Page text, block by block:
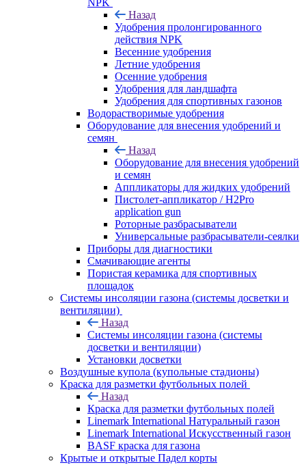
NPK
Назад
Удобрения пролонгированного
действия NPK
Весенние удобрения
Летние удобрения
Осенние удобрения
Удобрения для ландшафта
Удобрения для спортивных газонов
Водорастворимые удобрения
Оборудование для внесения удобрений и
семян
Назад
Оборудование для внесения удобрений
и семян
Аппликаторы для жидких удобрений
Пистолет-аппликатор / H2Pro
application gun
Роторные разбрасыватели
Универсальные разбрасыватели-сеялки
Приборы для диагностики
Смачивающие агенты
Пористая керамика для спортивных
площадок
Системы инсоляции газона (системы досветки и
вентиляции)
Назад
Системы инсоляции газона (системы
досветки и вентиляции)
Установки досветки
Воздушные купола (купольные стадионы)
Краска для разметки футбольных полей
Назад
Краска для разметки футбольных полей
Linemark International Натуральный газон
Linemark International Искусственный газон
BASF краска для газона
Крытые и открытые Падел корты